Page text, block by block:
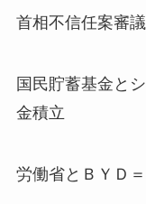
首相不信任案審
国民貯蓄基金と
金積立
労働省とＢＹＤ